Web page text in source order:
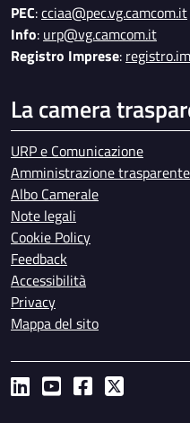
PEC:cciaa@pec.vg.camcom.it
Info: urp@vg.camcom.it
Registro Imprese:
La camera
URP e Comunicazione
Amministrazione trasparente
Albo Camerale
Note legali
Cookie Policy
Feedback
Accessibilità
Privacy
Mappa del sito